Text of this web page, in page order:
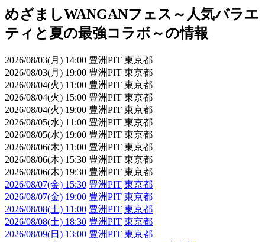
めざましWANGANフェス～人気バラエ
ティと夏の最強コラボ～の情報
2026/08/03(月) 14:00 豊洲PIT 東京都
2026/08/03(月) 19:00 豊洲PIT 東京都
2026/08/04(火) 11:00 豊洲PIT 東京都
2026/08/04(火) 15:00 豊洲PIT 東京都
2026/08/04(火) 19:00 豊洲PIT 東京都
2026/08/05(水) 11:00 豊洲PIT 東京都
2026/08/05(水) 19:00 豊洲PIT 東京都
2026/08/06(木) 11:00 豊洲PIT 東京都
2026/08/06(木) 15:30 豊洲PIT 東京都
2026/08/06(木) 19:30 豊洲PIT 東京都
2026/08/07(金) 15:30 豊洲PIT 東京都
2026/08/07(金) 19:00 豊洲PIT 東京都
2026/08/08(土) 11:00 豊洲PIT 東京都
2026/08/08(土) 18:30 豊洲PIT 東京都
2026/08/09(日) 13:00 豊洲PIT 東京都